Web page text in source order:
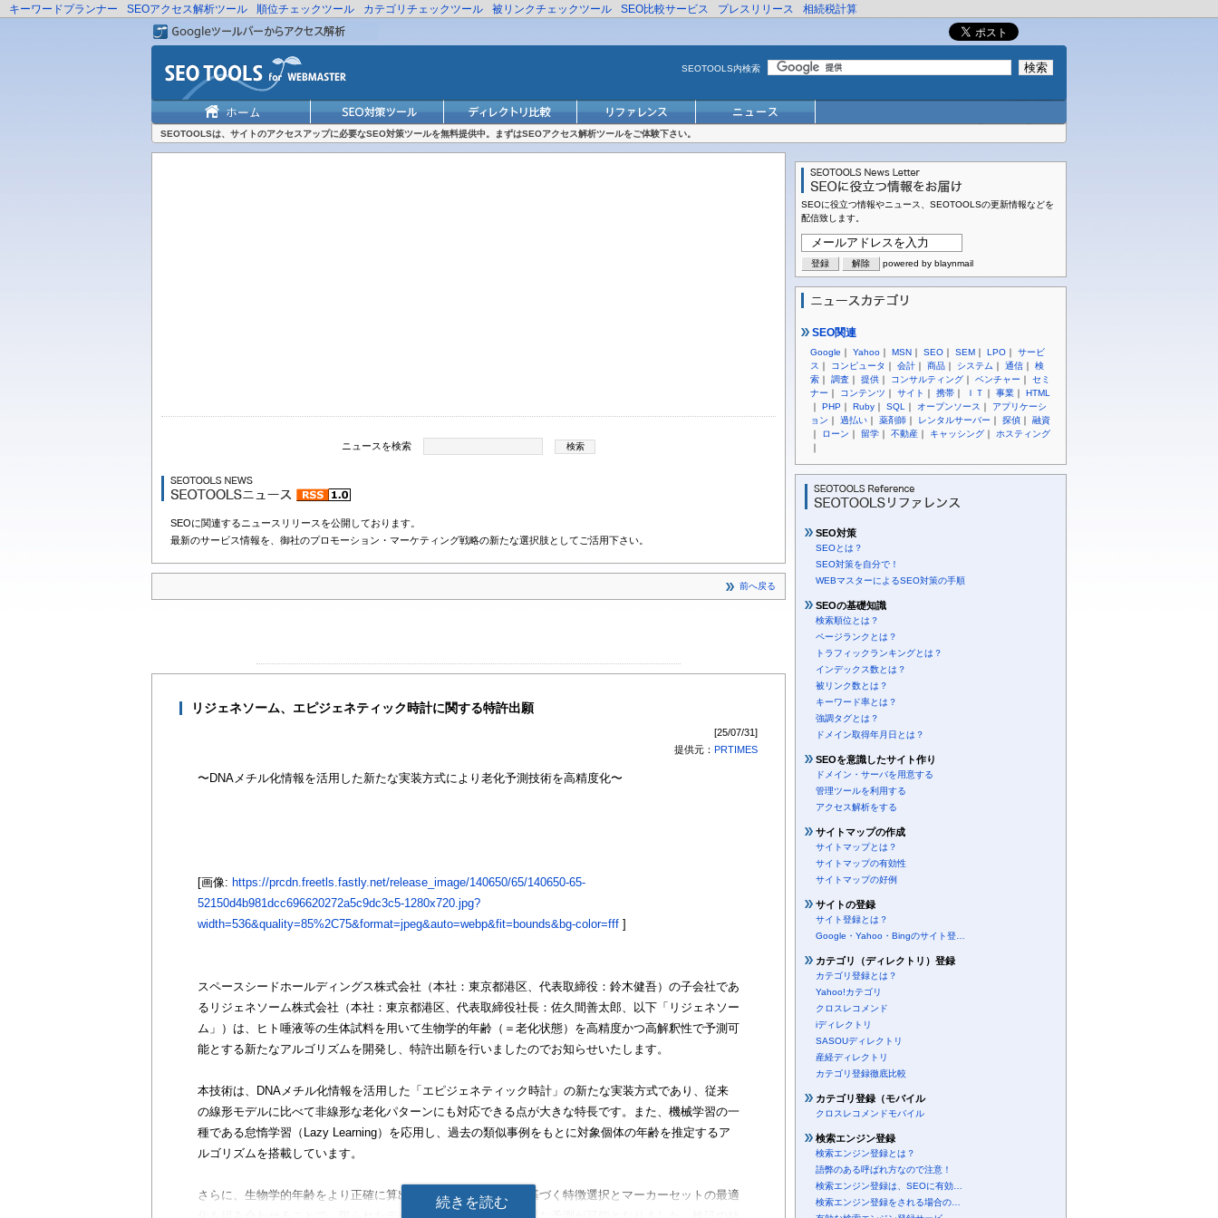
キーワードプランナー SEOアクセス解析ツール 順位チェックツール カテゴリチェックツール 被リンクチェックツール SEO比較サービス プレスリリース 相続税計算
SEOTOOLS内検索
SEOTOOLSは、サイトのアクセスアップに必要なSEO対策ツールを無料提供中。まずはSEOアクセス解析ツールをご体験下さい。
ニュースを検索
SEOに関連するニュースリリースを公開しております。
最新のサービス情報を、御社のプロモーション・マーケティング戦略の新たな選択肢としてご活用下さい。
前へ戻る
リジェネソーム、エピジェネティック時計に関する特許出願
[25/07/31]
提供元： PRTIMES
続きを読む
〜DNAメチル化情報を活用した新たな実装方式により老化予測技術を高精度化〜
[画像: https://prcdn.freetls.fastly.net/release_image/140650/65/140650-65-
52150d4b981dcc696620272a5c9dc3c5-1280x720.jpg?
width=536&quality=85%2C75&format=jpeg&auto=webp&fit=bounds&bg-color=fff ]
スペースシードホールディングス株式会社（本社：東京都港区、代表取締役：鈴木健吾）の子会社であ
るリジェネソーム株式会社（本社：東京都港区、代表取締役社長：佐久間善太郎、以下「リジェネソー
ム」）は、ヒト唾液等の生体試料を用いて生物学的年齢（＝老化状態）を高精度かつ高解釈性で予測可
能とする新たなアルゴリズムを開発し、特許出願を行いましたのでお知らせいたします。
本技術は、DNAメチル化情報を活用した「エピジェネティック時計」の新たな実装方式であり、従来
の線形モデルに比べて非線形な老化パターンにも対応できる点が大きな特長です。また、機械学習の一
種である怠惰学習（Lazy Learning）を応用し、過去の類似事例をもとに対象個体の年齢を推定するア
ルゴリズムを搭載しています。
さらに、生物学的年齢をより正確に算出するため、相関係数に基づく特徴選択とマーカーセットの最適
SEOに役立つ情報やニュース、SEOTOOLSの更新情報などを
配信致します。
powered by blaynmail
SEO関連
Google ｜ Yahoo ｜ MSN ｜ SEO ｜ SEM ｜ LPO ｜ サービ
ス ｜ コンピュータ ｜ 会計 ｜ 商品 ｜ システム ｜ 通信 ｜ 検
索 ｜ 調査 ｜ 提供 ｜ コンサルティング ｜ ベンチャー ｜ セミ
ナー ｜ コンテンツ ｜ サイト ｜ 携帯 ｜ ＩＴ ｜ 事業 ｜ HTML
｜ PHP ｜ Ruby ｜ SQL ｜ オープンソース ｜ アプリケーシ
ョン ｜ 過払い ｜ 薬剤師 ｜ レンタルサーバー ｜ 探偵 ｜ 融資
｜ ローン ｜ 留学 ｜ 不動産 ｜ キャッシング ｜ ホスティング
｜
SEO対策
SEOとは？
SEO対策を自分で！
WEBマスターによるSEO対策の手順
SEOの基礎知識
検索順位とは？
ページランクとは？
トラフィックランキングとは？
インデックス数とは？
被リンク数とは？
キーワード率とは？
強調タグとは？
ドメイン取得年月日とは？
SEOを意識したサイト作り
ドメイン・サーバを用意する
管理ツールを利用する
アクセス解析をする
サイトマップの作成
サイトマップとは？
サイトマップの有効性
サイトマップの好例
サイトの登録
サイト登録とは？
Google・Yahoo・Bingのサイト登…
カテゴリ（ディレクトリ）登録
カテゴリ登録とは？
Yahoo!カテゴリ
クロスレコメンド
iディレクトリ
SASOUディレクトリ
産経ディレクトリ
カテゴリ登録徹底比較
カテゴリ登録（モバイル
クロスレコメンドモバイル
検索エンジン登録
検索エンジン登録とは？
語弊のある呼ばれ方なので注意！
検索エンジン登録は、SEOに有効…
検索エンジン登録をされる場合の…